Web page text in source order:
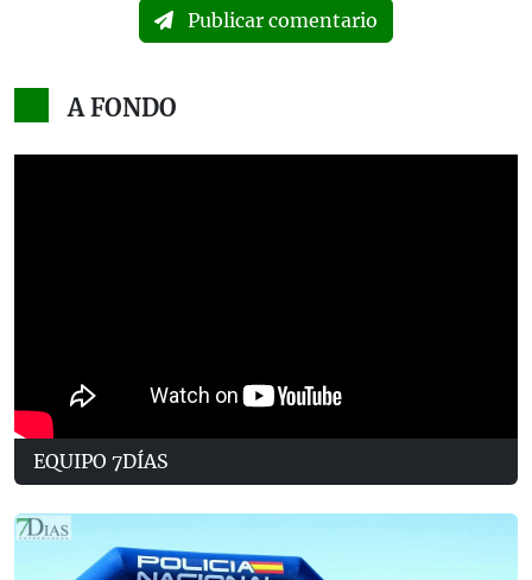
Publicar comentario
A FONDO
EQUIPO 7DÍAS